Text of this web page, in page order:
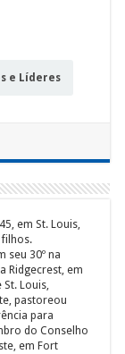
e Líderes
em St. Louis,
filhos.
seu 30º na
Ridgecrest, em
St. Louis,
pastoreou
para
do Conselho
em Fort